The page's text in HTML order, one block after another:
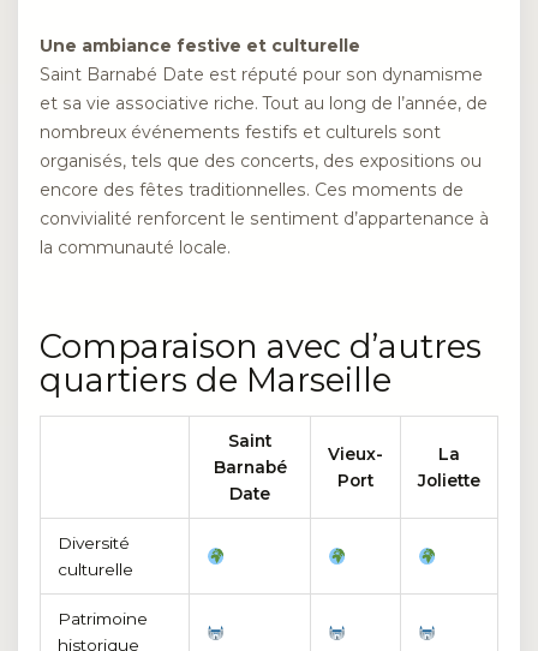
Une ambiance festive et culturelle
Saint Barnabé Date est réputé pour son dynamisme
et sa vie associative riche. Tout au long de l’année, de
nombreux événements festifs et culturels sont
organisés, tels que des concerts, des expositions ou
encore des fêtes traditionnelles. Ces moments de
convivialité renforcent le sentiment d’appartenance à
la communauté locale.
Comparaison avec d’autres
quartiers de Marseille
Saint
Barnabé
Date
Vieux-
Port
La
Joliette
Diversité
culturelle
Patrimoine
historique